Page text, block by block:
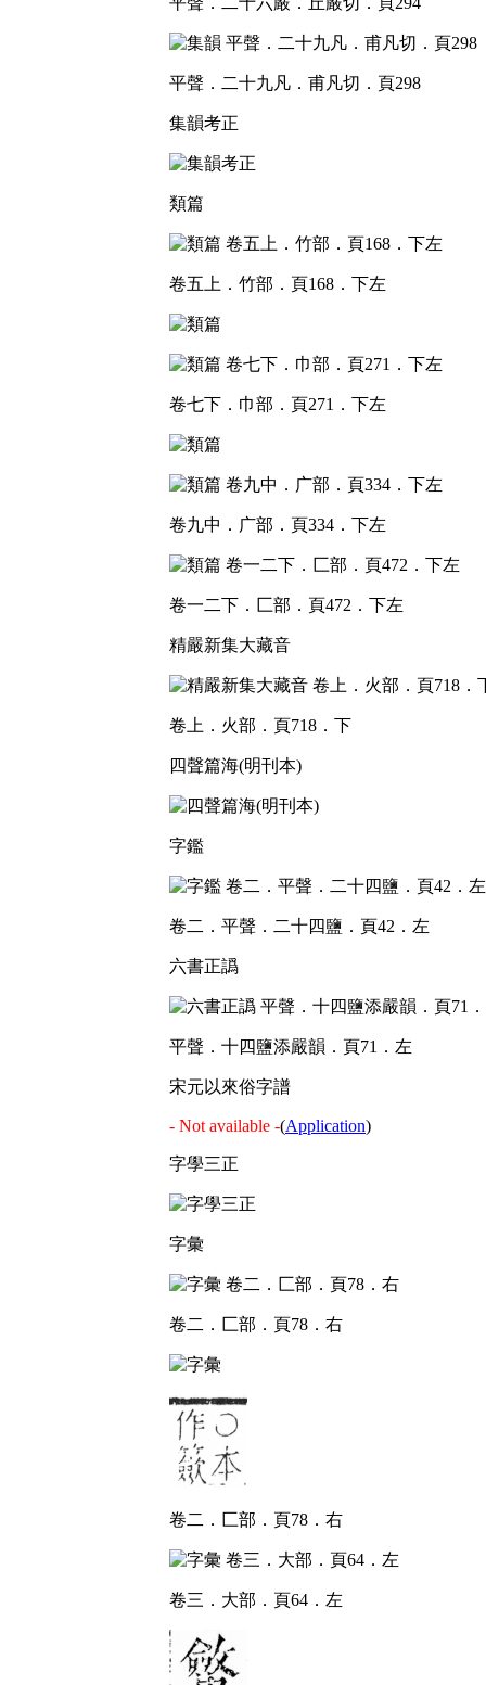
平聲．二十九凡．甫凡切．頁298
集韻考正
類篇
卷五上．竹部．頁168．下左
卷七下．巾部．頁271．下左
卷九中．广部．頁334．下左
卷一二下．匚部．頁472．下左
精嚴新集大藏音
卷上．火部．頁718．下
四聲篇海(明刊本)
字鑑
卷二．平聲．二十四鹽．頁42．左
六書正譌
平聲．十四鹽添嚴韻．頁71．左
宋元以來俗字譜
- Not available -(Application)
字學三正
字彙
卷二．匚部．頁78．右
卷二．匚部．頁78．右
卷三．大部．頁64．左